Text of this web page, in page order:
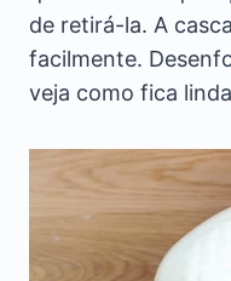
de retirá-la. A
facilmente.
veja como fica